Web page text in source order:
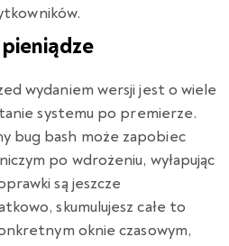
wydaniem wersji jest o wiele
systemu po premierze.
bug bash może zapobiec
po wdrożeniu, wyłapując
są jeszcze
skumulujesz całe to
oknie czasowym,